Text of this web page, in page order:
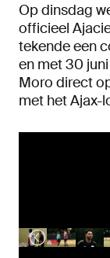
Op dinsdag
officieel
tekende een
en met 30
Moro direct
met het Ajax-